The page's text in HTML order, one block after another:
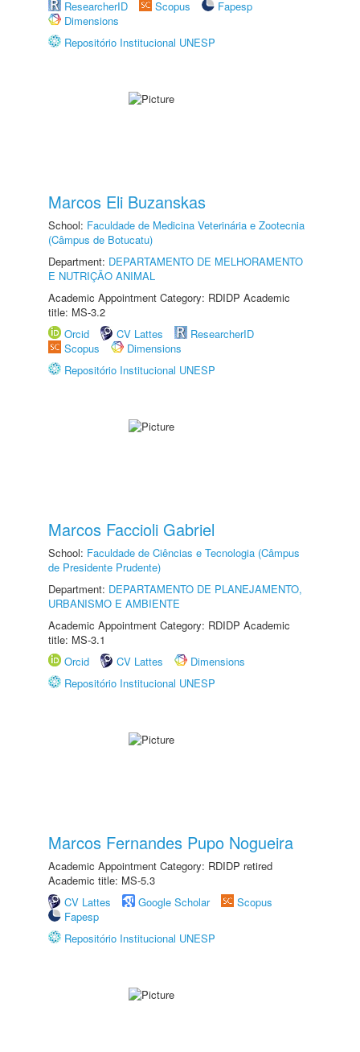
ResearcherID
Scopus
Fapesp
Dimensions
Repositório Institucional UNESP
Marcos Eli Buzanskas
School: Faculdade de Medicina Veterinária e Zootecnia
(Câmpus de Botucatu)
Department: DEPARTAMENTO DE MELHORAMENTO
E NUTRIÇÃO ANIMAL
Academic Appointment Category: RDIDP Academic
title: MS-3.2
Orcid
CV Lattes
ResearcherID
Scopus
Dimensions
Repositório Institucional UNESP
Marcos Faccioli Gabriel
School: Faculdade de Ciências e Tecnologia (Câmpus
de Presidente Prudente)
Department: DEPARTAMENTO DE PLANEJAMENTO,
URBANISMO E AMBIENTE
Academic Appointment Category: RDIDP Academic
title: MS-3.1
Orcid
CV Lattes
Dimensions
Repositório Institucional UNESP
Marcos Fernandes Pupo Nogueira
Academic Appointment Category: RDIDP retired
Academic title: MS-5.3
CV Lattes
Google Scholar
Scopus
Fapesp
Repositório Institucional UNESP